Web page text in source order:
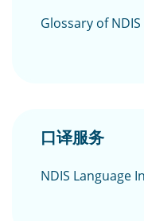
Glossary of
口译服务
NDIS Language